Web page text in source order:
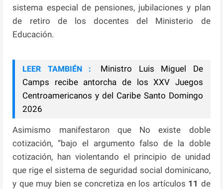
sistema especial de pensiones, jubilaciones y plan
de retiro de los docentes del Ministerio de
Educación.
LEER TAMBIÉN :
Ministro Luis Miguel De
Camps recibe antorcha de los XXV Juegos
Centroamericanos y del Caribe Santo Domingo
2026
Asimismo manifestaron que No existe doble
cotización, “bajo el argumento falso de la doble
cotización, han violentando el principio de unidad
que rige el sistema de seguridad social dominicano,
y que muy bien se concretiza en los artículos 11 de